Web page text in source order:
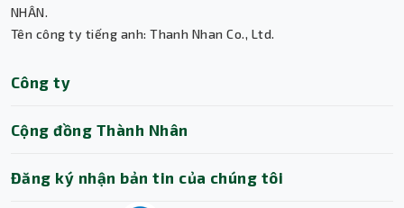
NHÂN.
Tên công ty tiếng anh: Thanh Nhan Co., Ltd.
Công ty
Cộng đồng Thành Nhân
Đăng ký nhận bản tin của chúng tôi